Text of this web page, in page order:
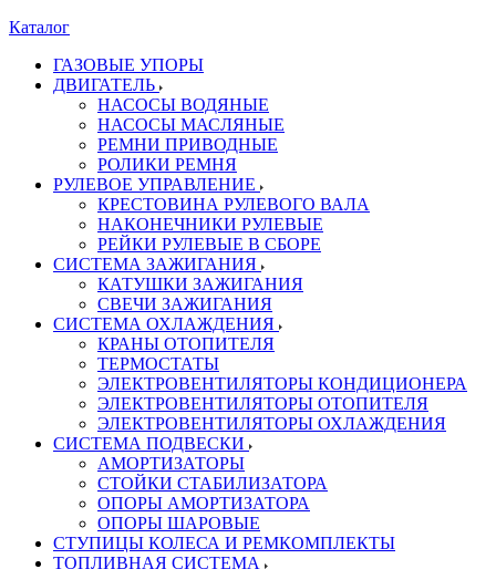
Каталог
ГАЗОВЫЕ УПОРЫ
ДВИГАТЕЛЬ
НАСОСЫ ВОДЯНЫЕ
НАСОСЫ МАСЛЯНЫЕ
РЕМНИ ПРИВОДНЫЕ
РОЛИКИ РЕМНЯ
РУЛЕВОЕ УПРАВЛЕНИЕ
КРЕСТОВИНА РУЛЕВОГО ВАЛА
НАКОНЕЧНИКИ РУЛЕВЫЕ
РЕЙКИ РУЛЕВЫЕ В СБОРЕ
СИСТЕМА ЗАЖИГАНИЯ
КАТУШКИ ЗАЖИГАНИЯ
СВЕЧИ ЗАЖИГАНИЯ
СИСТЕМА ОХЛАЖДЕНИЯ
КРАНЫ ОТОПИТЕЛЯ
ТЕРМОСТАТЫ
ЭЛЕКТРОВЕНТИЛЯТОРЫ КОНДИЦИОНЕРА
ЭЛЕКТРОВЕНТИЛЯТОРЫ ОТОПИТЕЛЯ
ЭЛЕКТРОВЕНТИЛЯТОРЫ ОХЛАЖДЕНИЯ
СИСТЕМА ПОДВЕСКИ
АМОРТИЗАТОРЫ
СТОЙКИ СТАБИЛИЗАТОРА
ОПОРЫ АМОРТИЗАТОРА
ОПОРЫ ШАРОВЫЕ
СТУПИЦЫ КОЛЕСА И РЕМКОМПЛЕКТЫ
ТОПЛИВНАЯ СИСТЕМА